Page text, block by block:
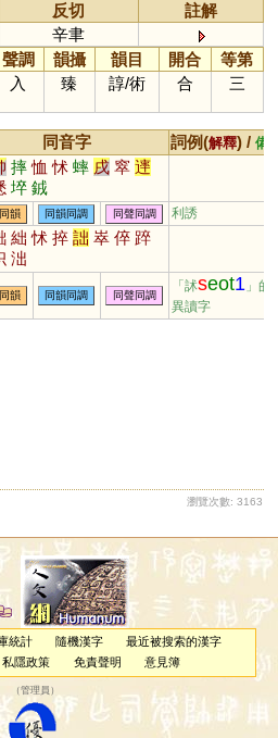
反切
註解
辛聿
聲調 韻攝 韻目 開合
等第
入 臻 諄/術 合 三
同音字 詞例(解釋) / 備
摔 恤 怵 蟀 戌 窣 䢦
埣 銊
韻 同韻同調 同聲同調 利誘
絀 怵 捽 詘 崒 倅 踤
泏
韻 同韻同調 同聲同調
「訹seot1 」的
異讀字
瀏覽次數: 3163
統計 隨機漢字
最近被搜索的漢字
私隱政策 免責聲明 意見簿
（管理員 ）